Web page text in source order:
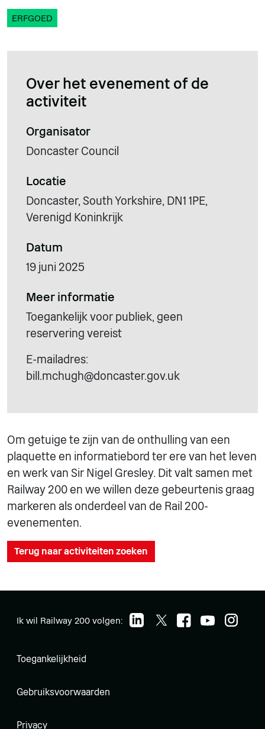
ERFGOED
Over het evenement of de
activiteit
Organisator
Doncaster Council
Locatie
Doncaster, South Yorkshire, DN1 1PE,
Verenigd Koninkrijk
Datum
19 juni 2025
Meer informatie
Toegankelijk voor publiek, geen
reservering vereist
E-mailadres:
bill.mchugh@doncaster.gov.uk
Om getuige te zijn van de onthulling van een
plaquette en informatiebord ter ere van het leven
en werk van Sir Nigel Gresley. Dit valt samen met
Railway 200 en we willen deze gebeurtenis graag
markeren als onderdeel van de Rail 200-
evenementen.
Terug naar activiteiten zoeken
Ik wil Railway 200 volgen:
Toegankelijkheid
Gebruiksvoorwaarden
Privacy